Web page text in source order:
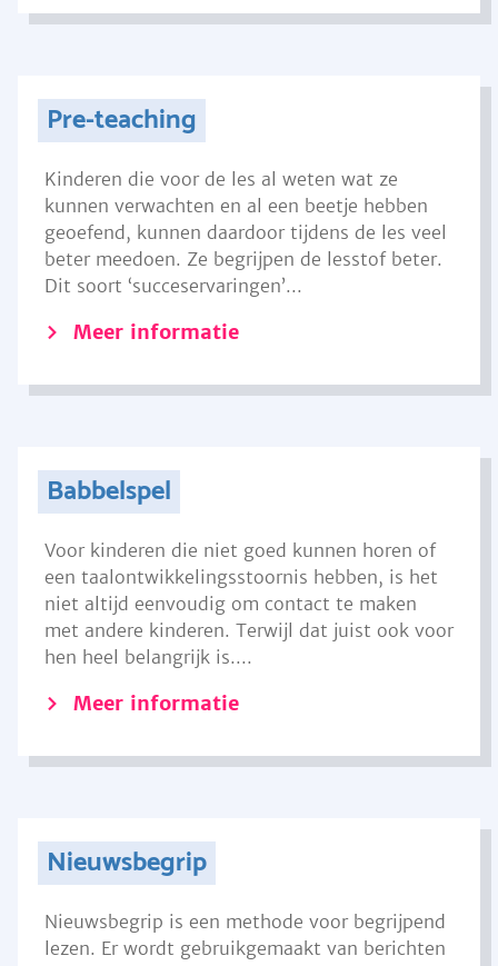
Pre-teaching
Kinderen die voor de les al weten wat ze
kunnen verwachten en al een beetje hebben
geoefend, kunnen daardoor tijdens de les veel
beter meedoen. Ze begrijpen de lesstof beter.
Dit soort ‘succeservaringen’...
Meer informatie
Babbelspel
Voor kinderen die niet goed kunnen horen of
een taalontwikkelingsstoornis hebben, is het
niet altijd eenvoudig om contact te maken
met andere kinderen. Terwijl dat juist ook voor
hen heel belangrijk is....
Meer informatie
Nieuwsbegrip
Nieuwsbegrip is een methode voor begrijpend
lezen. Er wordt gebruikgemaakt van berichten